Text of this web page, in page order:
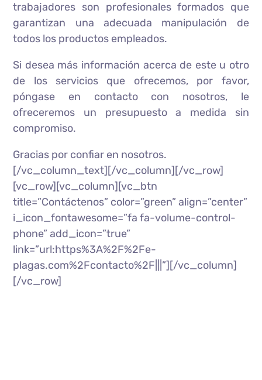
trabajadores son profesionales formados que
garantizan una adecuada manipulación de
todos los productos empleados.
Si desea más información acerca de este u otro
de los servicios que ofrecemos, por favor,
póngase en contacto con nosotros, le
ofreceremos un presupuesto a medida sin
compromiso.
Gracias por confiar en nosotros.
[/vc_column_text][/vc_column][/vc_row]
[vc_row][vc_column][vc_btn
title=”Contáctenos” color=”green” align=”center”
i_icon_fontawesome=”fa fa-volume-control-
phone” add_icon=”true”
link=”url:https%3A%2F%2Fe-
plagas.com%2Fcontacto%2F|||”][/vc_column]
[/vc_row]